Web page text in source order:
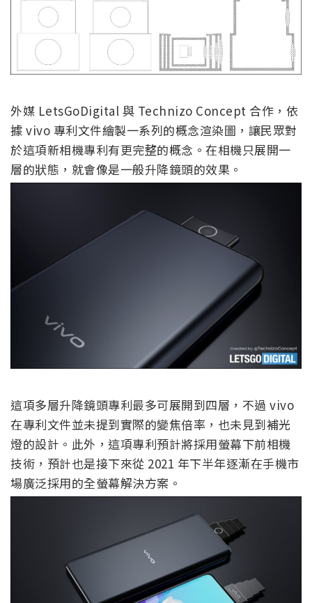
外媒 LetsGoDigital 與 Technizo Concept 合作，依
據 vivo 專利文件繪製一系列的概念渲染圖，讓民眾對
於這項新相機專利有更完整的概念。在相機只展開一
層的狀態，就會像是一般升降鏡頭的效果。
這項多層升降鏡頭專利最多可展開到四層，不過 vivo
在專利文件並未提到實際的變焦倍率，也未見到補光
燈的設計。此外，這項專利預計將採用螢幕下前相機
技術，預計也是接下來從 2021 年下半年逐漸在手機市
場廣泛採用的全螢幕解決方案。